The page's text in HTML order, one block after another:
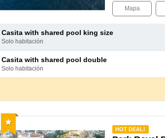
Mapa
casita with shared pool king size
solo habitación
casita with shared pool double
solo habitación
Recomendado
HOT DEAL!